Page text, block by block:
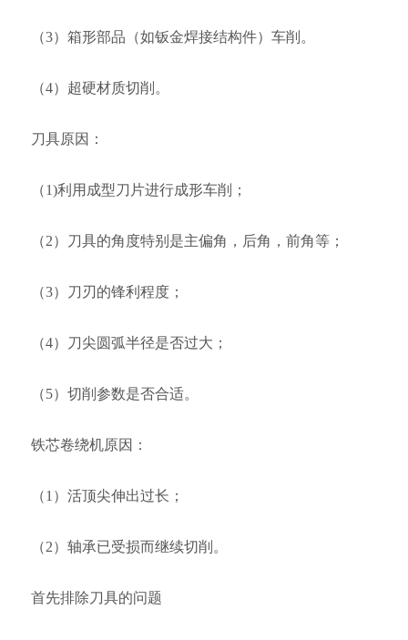
（3）箱形部品（如钣金焊接结构件）车削。
（4）超硬材质切削。
刀具原因：
（1)利用成型刀片进行成形车削；
（2）刀具的角度特别是主偏角，后角，前角等；
（3）刀刃的锋利程度；
（4）刀尖圆弧半径是否过大；
（5）切削参数是否合适。
铁芯卷绕机原因：
（1）活顶尖伸出过长；
（2）轴承已受损而继续切削。
首先排除刀具的问题